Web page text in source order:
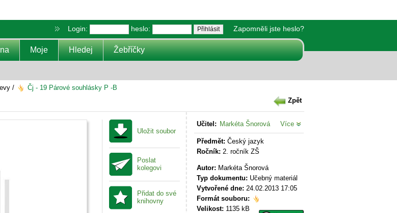
Login: heslo: Zapomněli jste heslo?
Moje Hledej Žebříčky
/ Čj - 19 Párové souhlásky P -B
Zpět
Uložit soubor
Poslat
kolegovi
Přidat do své
knihovny
Učitel: Markéta Šnorová Více
Předmět: Český jazyk
Ročník: 2. ročník ZŠ
Autor: Markéta Šnorová
Typ dokumentu: Učebný materiál
Vytvořené dne: 24.02.2013 17:05
Formát souboru:
Velikost: 1135 kB